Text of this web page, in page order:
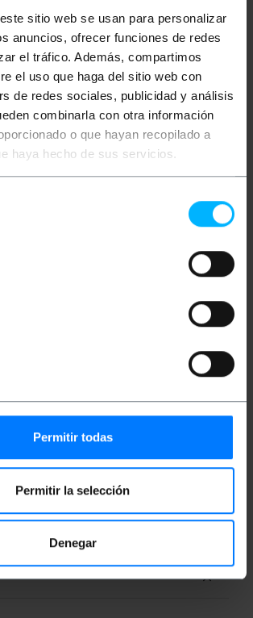
sitio web se usan para personalizar
anuncios, ofrecer funciones de redes
el tráfico. Además, compartimos
el uso que haga del sitio web con
de redes sociales, publicidad y análisis
combinarla con otra información
o que hayan recopilado a
haya hecho de sus servicios.
Permitir todas
Permitir la selección
Denegar
para hasta dos ventiladores de 12
panel superior (ventiladores no
en la chapa posterior para la fijación
a la pared.
del armario de 450 mm.
laterales con sistema de quita y pon
para un cómodo acceso lateral
y a los accesorios alojados.
se puede instalar cerradura en
laterales, para evitar accesos
en acero SPCC pintado de color
ANSI/ EIARS-310- D, IEC297-2,
(part 1, Part 7) y DIN41494.
12.36 kg
x 45.0 x 31.2 cm
producto 1